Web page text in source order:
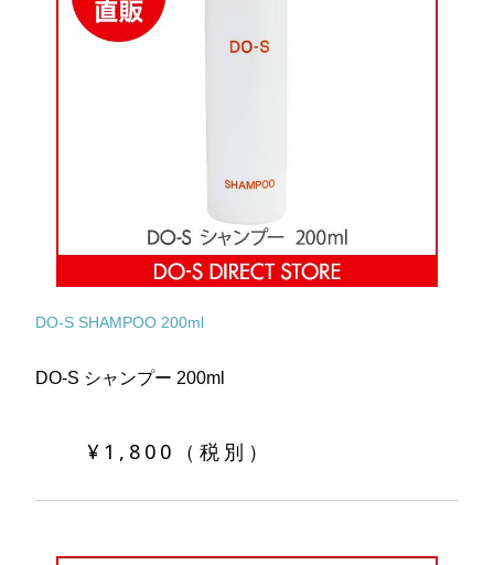
DO-S SHAMPOO 200ml
DO-S シャンプー 200ml
¥1,800（税別）